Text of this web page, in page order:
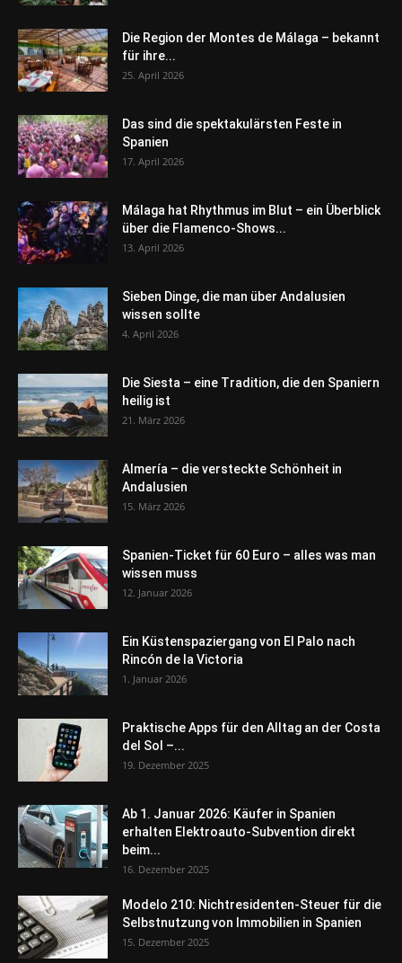
Die Region der Montes de Málaga – bekannt
für ihre...
25. April 2026
Das sind die spektakulärsten Feste in
Spanien
17. April 2026
Málaga hat Rhythmus im Blut – ein Überblick
über die Flamenco-Shows...
13. April 2026
Sieben Dinge, die man über Andalusien
wissen sollte
4. April 2026
Die Siesta – eine Tradition, die den Spaniern
heilig ist
21. März 2026
Almería – die versteckte Schönheit in
Andalusien
15. März 2026
Spanien-Ticket für 60 Euro – alles was man
wissen muss
12. Januar 2026
Ein Küstenspaziergang von El Palo nach
Rincón de la Victoria
1. Januar 2026
Praktische Apps für den Alltag an der Costa
del Sol –...
19. Dezember 2025
Ab 1. Januar 2026: Käufer in Spanien
erhalten Elektroauto-Subvention direkt
beim...
16. Dezember 2025
Modelo 210: Nichtresidenten-Steuer für die
Selbstnutzung von Immobilien in Spanien
15. Dezember 2025